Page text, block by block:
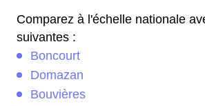
Comparez à l'échelle nationale
suivantes :
Boncourt
Domazan
Bouvières